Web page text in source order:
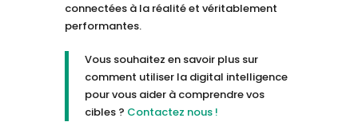
connectées à la réalité et véritablement
performantes.
Vous souhaitez en savoir plus sur
comment utiliser la digital intelligence
pour vous aider à comprendre vos
cibles ? Contactez nous !